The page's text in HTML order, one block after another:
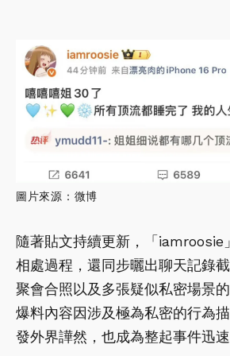
圖片來源：微博
隨著貼文持續更新，「iamroosie
相處過程，還同步曬出聊天記錄截
聚會合照以及多張疑似私密場景的
爆料內容因涉及極為私密的行為
發外界譁然，也成為整起事件迅速